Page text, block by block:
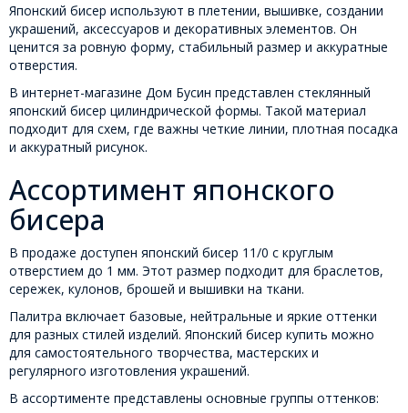
Японский бисер используют в плетении, вышивке, создании
украшений, аксессуаров и декоративных элементов. Он
ценится за ровную форму, стабильный размер и аккуратные
отверстия.
В интернет-магазине Дом Бусин представлен стеклянный
японский бисер цилиндрической формы. Такой материал
подходит для схем, где важны четкие линии, плотная посадка
и аккуратный рисунок.
Ассортимент японского
бисера
В продаже доступен японский бисер 11/0 с круглым
отверстием до 1 мм. Этот размер подходит для браслетов,
сережек, кулонов, брошей и вышивки на ткани.
Палитра включает базовые, нейтральные и яркие оттенки
для разных стилей изделий. Японский бисер купить можно
для самостоятельного творчества, мастерских и
регулярного изготовления украшений.
В ассортименте представлены основные группы оттенков: